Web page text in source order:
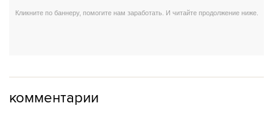
комментарии